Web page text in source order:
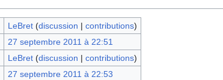
LeBret (discussion | contributions)
27 septembre 2011 à 22:51
LeBret (discussion | contributions)
27 septembre 2011 à 22:53